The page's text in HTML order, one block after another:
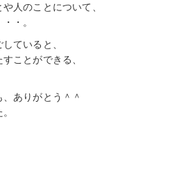
人のことについて、
・。
ていると、
ことができる、
ありがとう＾＾